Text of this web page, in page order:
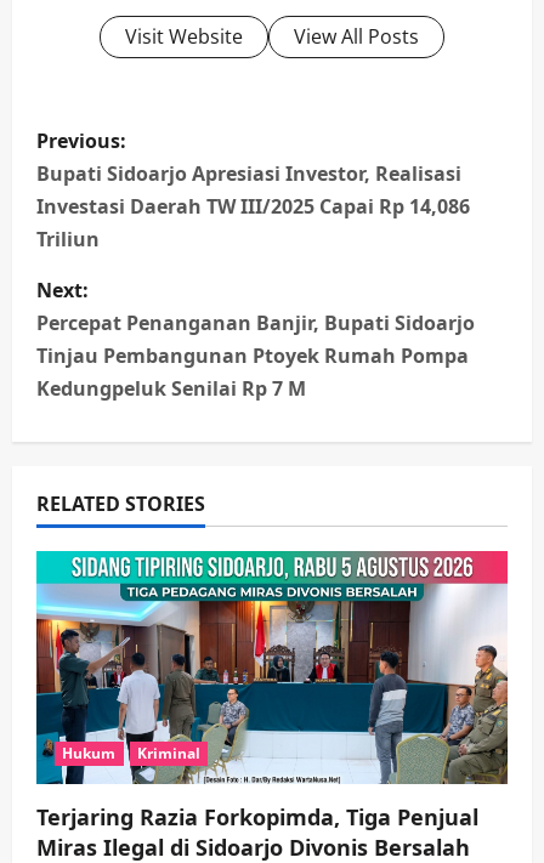
Visit Website View All Posts
P
o
s
t
n
a
v
i
g
a
t
i
o
n
Previous:
Bupati Sidoarjo Apresiasi Investor, Realisasi
Investasi Daerah TW III/2025 Capai Rp 14,086
Triliun
Next:
Percepat Penanganan Banjir, Bupati Sidoarjo
Tinjau Pembangunan Ptoyek Rumah Pompa
Kedungpeluk Senilai Rp 7 M
RELATED STORIES
Hukum Kriminal
Terjaring Razia Forkopimda, Tiga Penjual
Miras Ilegal di Sidoarjo Divonis Bersalah